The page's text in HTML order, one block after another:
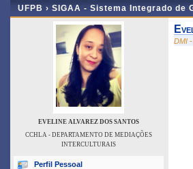
UFPB › SIGAA - Sistema Integrado de
EVELINE ALVAREZ DOS SANTOS
CCHLA - DEPARTAMENTO DE MEDIAÇÕES
INTERCULTURAIS
Perfil Pessoal
DMI